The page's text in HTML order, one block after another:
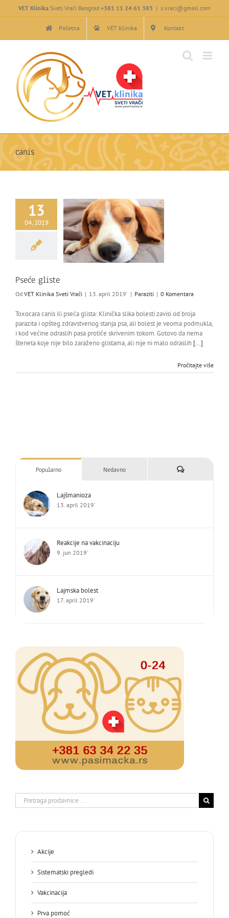
VET Klinika Sveti Vrači Beograd +381 11 24 61 383 | s.vraci@gmail.com
Početna VET Klinika Kontakt
canis
13
04, 2019
Pseće gliste
Od VET Klinika Sveti Vrači | 13. april 2019' | Paraziti | 0 Komentara
Toxocara canis ili pseća glista: Klinička slika bolesti zavisi od broja
parazita i opšteg zdravstvenog stanja psa, ali bolest je veoma podmukla,
i kod većine odraslih pasa protiče skrivenim tokom. Gotovo da nema
šteneta koje nije bilo zaraženo glistama, ali nije ni malo odraslih [...]
Pročitajte više
Popularno Nedavno Komentari
Lajšmanioza
13. april 2019'
Reakcije na vakcinaciju
9. jun 2019'
Lajmska bolest
17. april 2019'
Search
for:
Akcije
Sistematski pregledi
Vakcinacija
Prva pomoć